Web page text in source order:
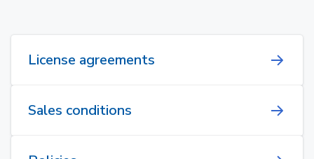
License agreements
Sales conditions